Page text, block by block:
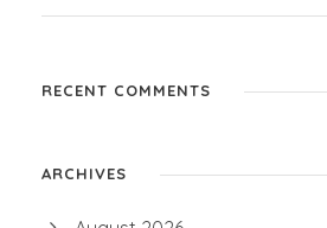
RECENT COMMENTS
ARCHIVES